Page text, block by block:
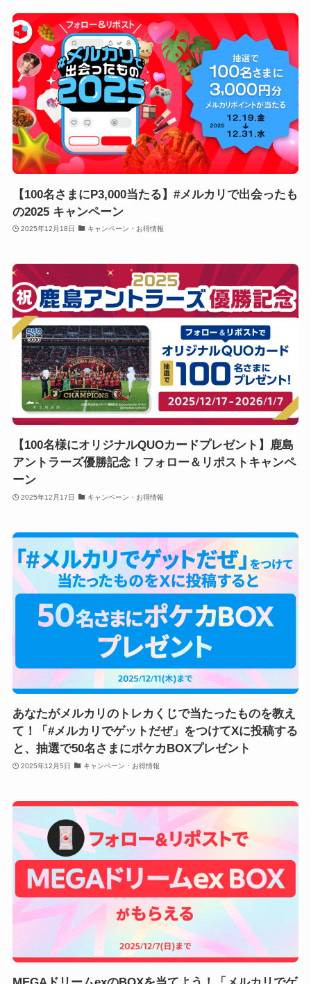
【100名さまにP3,000当たる】#メルカリで出会ったも
の2025 キャンペーン
2025年12月18日 キャンペーン・お得情報
【100名様にオリジナルQUOカードプレゼント】鹿島
アントラーズ優勝記念！フォロー＆リポストキャンペ
ーン
2025年12月17日 キャンペーン・お得情報
あなたがメルカリのトレカくじで当たったものを教え
て！「#メルカリでゲットだぜ」をつけてXに投稿する
と、抽選で50名さまにポケカBOXプレゼント
2025年12月5日 キャンペーン・お得情報